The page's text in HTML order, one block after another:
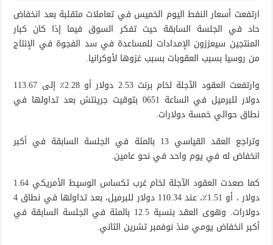
ارتفعت أسعار النفط اليوم الخميس في تعاملات متقلبة بعد انخفاض
حاد في الجلسة السابقة حيث تفكر السوق فيما إذا كان كبار
المنتجين سيعززون الإمدادات للمساعدة في سد الفجوة في الإنتاج
من روسيا بسبب العقوبات بسبب غزوها لأوكرانيا.
وارتفعت العقود الآجلة لخام برنت 2.53 دولار أو 2.28٪ إلى 113.67
دولار للبرميل في الساعة 0651 بتوقيت جرينتش بعد تداولها في
نطاق حوالي خمسة دولارات.
وتراجع العقد القياسي 13 بالمئة في الجلسة السابقة في أكبر
انخفاض له في يوم واحد في نحو عامين.
كما صعدت العقود الآجلة لخام غرب تكساس الوسيط الأمريكي 1.64
دولار ، أو 1.51٪، عند 110.34 دولار للبرميل، بعد تداولها في نطاق 4
دولارات. وهوى العقد بنسبة 12.5 بالمئة في الجلسة السابقة في
أكبر انخفاض يومي منذ نوفمبر تشرين الثاني.